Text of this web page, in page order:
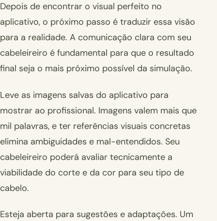
Depois de encontrar o visual perfeito no
aplicativo, o próximo passo é traduzir essa visão
para a realidade. A comunicação clara com seu
cabeleireiro é fundamental para que o resultado
final seja o mais próximo possível da simulação.
Leve as imagens salvas do aplicativo para
mostrar ao profissional. Imagens valem mais que
mil palavras, e ter referências visuais concretas
elimina ambiguidades e mal-entendidos. Seu
cabeleireiro poderá avaliar tecnicamente a
viabilidade do corte e da cor para seu tipo de
cabelo.
Esteja aberta para sugestões e adaptações. Um